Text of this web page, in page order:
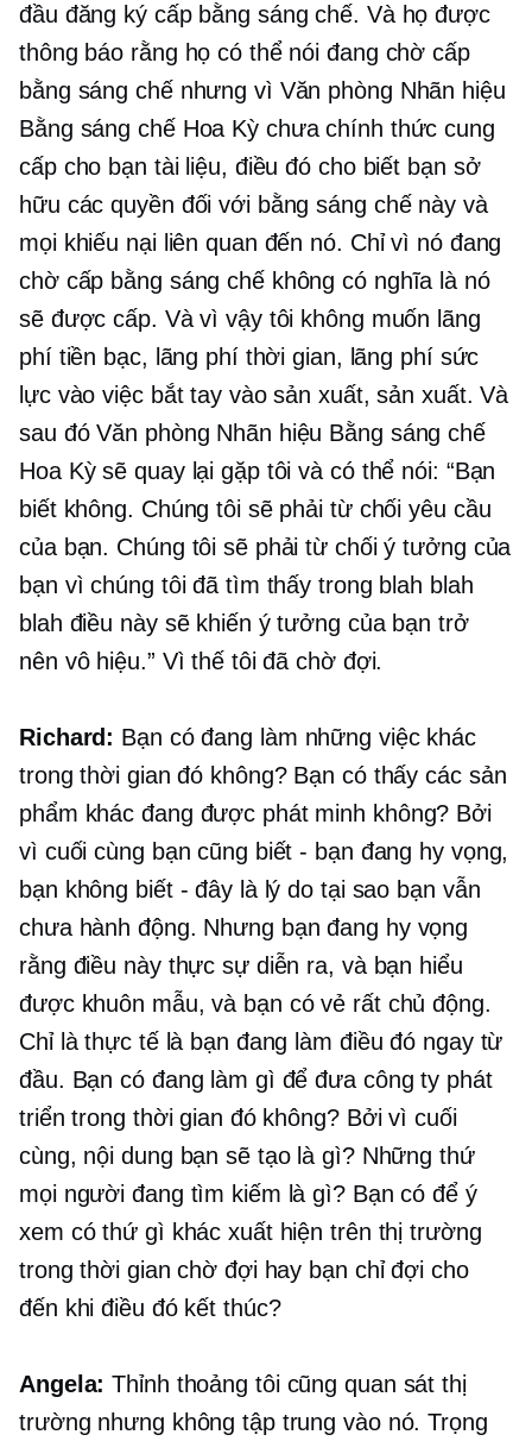
đầu đăng ký cấp bằng sáng chế. Và họ được
thông báo rằng họ có thể nói đang chờ cấp
bằng sáng chế nhưng vì Văn phòng Nhãn hiệu
Bằng sáng chế Hoa Kỳ chưa chính thức cung
cấp cho bạn tài liệu, điều đó cho biết bạn sở
hữu các quyền đối với bằng sáng chế này và
mọi khiếu nại liên quan đến nó. Chỉ vì nó đang
chờ cấp bằng sáng chế không có nghĩa là nó
sẽ được cấp. Và vì vậy tôi không muốn lãng
phí tiền bạc, lãng phí thời gian, lãng phí sức
lực vào việc bắt tay vào sản xuất, sản xuất. Và
sau đó Văn phòng Nhãn hiệu Bằng sáng chế
Hoa Kỳ sẽ quay lại gặp tôi và có thể nói: “Bạn
biết không. Chúng tôi sẽ phải từ chối yêu cầu
của bạn. Chúng tôi sẽ phải từ chối ý tưởng của
bạn vì chúng tôi đã tìm thấy trong blah blah
blah điều này sẽ khiến ý tưởng của bạn trở
nên vô hiệu.” Vì thế tôi đã chờ đợi.
Richard: Bạn có đang làm những việc khác
trong thời gian đó không? Bạn có thấy các sản
phẩm khác đang được phát minh không? Bởi
vì cuối cùng bạn cũng biết - bạn đang hy vọng,
bạn không biết - đây là lý do tại sao bạn vẫn
chưa hành động. Nhưng bạn đang hy vọng
rằng điều này thực sự diễn ra, và bạn hiểu
được khuôn mẫu, và bạn có vẻ rất chủ động.
Chỉ là thực tế là bạn đang làm điều đó ngay từ
đầu. Bạn có đang làm gì để đưa công ty phát
triển trong thời gian đó không? Bởi vì cuối
cùng, nội dung bạn sẽ tạo là gì? Những thứ
mọi người đang tìm kiếm là gì? Bạn có để ý
xem có thứ gì khác xuất hiện trên thị trường
trong thời gian chờ đợi hay bạn chỉ đợi cho
đến khi điều đó kết thúc?
Angela: Thỉnh thoảng tôi cũng quan sát thị
trường nhưng không tập trung vào nó. Trọng